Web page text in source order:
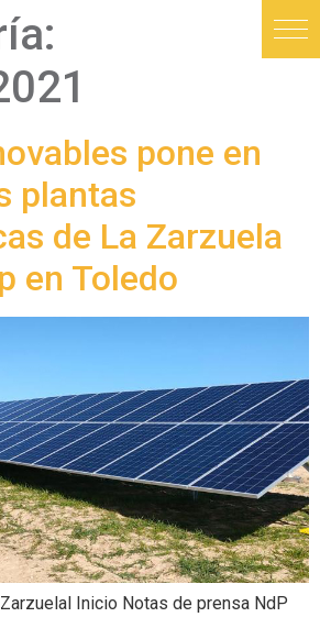
pone en
plantas
de La Zarzuela
en Toledo
Inicio Notas de prensa NdP